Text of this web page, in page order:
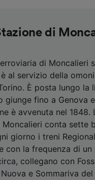
di
di Moncalieri
al servizio della
È posta lungo la
giunge fino a Genova
è avvenuta nel 1848.
conta sette
giorno i treni
con la frequenza di
collegano con
e Sommariva del